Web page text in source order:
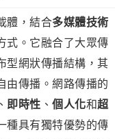
體，結合多媒體技術
式。它融合了大眾傳
型網狀傳播結構，其
由傳播。網路傳播的
、 即時性 、個人化和超
種具有獨特優勢的傳